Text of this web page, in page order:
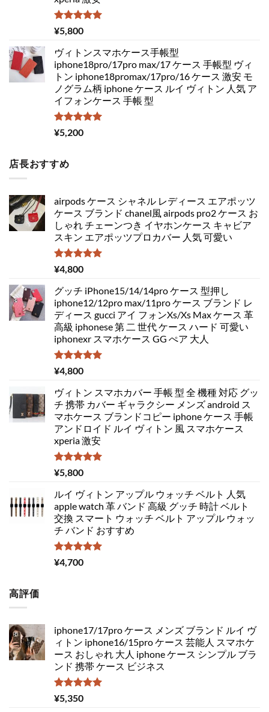
5段階中
5.00
¥5,800
ヴィトンスマホケース手帳型
iphone18pro/17pro max/17 ケース 手帳型 ヴィ
トン iphone18promax/17pro/16 ケース 激安 モ
ノグラム柄 iphone ケース ルイ ヴィトン 人気 ア
イフォンケース 手帳 型
5段階中
5.00
¥5,200
店長おすすめ
airpods ケース シャネル レディース エアポッツ
ケース ブランド chanel風 airpods pro2 ケース お
しゃれ チェーンつき イヤホンケース キャビア
スキン エアポッツプロカバー 人気 可愛い
5段階中
5.00
¥4,800
グッチ iPhone15/14/14pro ケース 型押し
iphone12/12pro max/11pro ケース ブランド レ
ディース gucci アイ フォンXs/Xs Max ケース 革
高級 iphonese 第 二 世代 ケース ハード 可愛い
iphonexr スマホケース GG ぺア 大人
5段階中
5.00
¥4,800
ヴィトン スマホカバー 手帳 型 全 機種 対応 グッ
チ 携帯 カバー ギャラクシー メンズ android ス
マホケース ブランドコピー iphone ケース 手帳
アンドロイド ルイ ヴィトン 風 スマホケース
xperia 激安
5段階中
5.00
¥5,800
ルイ ヴィトン アップル ウォッチ ベルト 人気
apple watch 革 バンド 高級 グッチ 時計 ベルト
交換 スマート ウォッチ ベルト アップル ウォッ
チ バンド おすすめ
5段階中
5.00
¥4,700
高評価
iphone17/17pro ケース メンズ ブランド ルイ ヴ
ィトン iphone16/15pro ケース 芸能人 スマホケ
ース おしゃれ 大人 iphone ケース シンプル ブラ
ンド 携帯 ケース ビジネス
5段階中
5.00
¥5,350